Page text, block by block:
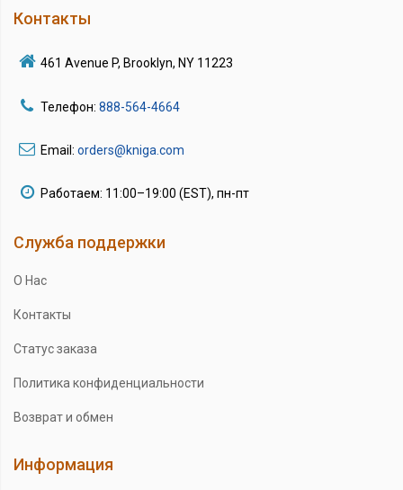
Контакты
461 Avenue P, Brooklyn, NY 11223
Телефон: 888-564-4664
Email: orders@kniga.com
Работаем: 11:00–19:00 (EST), пн-пт
Служба поддержки
О Нас
Контакты
Статус заказа
Политика конфиденциальности
Возврат и обмен
Информация